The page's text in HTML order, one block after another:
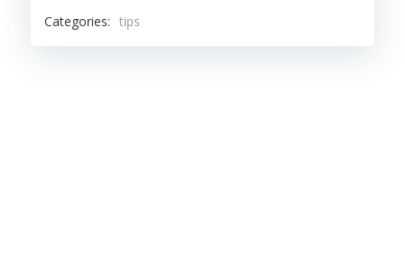
Categories: tips